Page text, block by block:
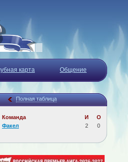
карта Общение
Полная таблица
Команда И
О
Факел 2 0